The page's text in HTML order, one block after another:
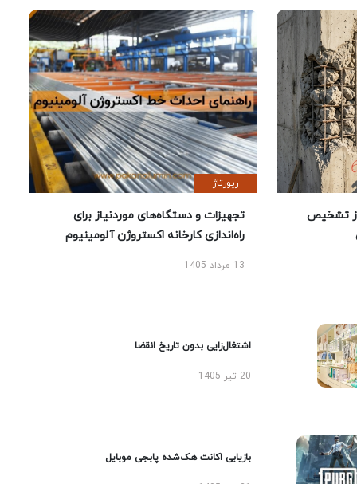
تشخیص
رپورتاژ
تجهیزات و دستگاه‌های موردنیاز برای
راه‌اندازی کارخانه اکستروژن آلومینیوم
13 مرداد 1405
اشتغال‌زایی بدون تاریخ انقضا
20 تیر 1405
بازیابی اکانت هک‌شده پابجی موبایل